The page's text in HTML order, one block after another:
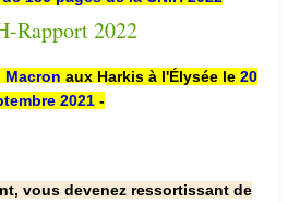
Macron aux Harkis à l'Élysée le 20
2021 -
vous devenez ressortissant de